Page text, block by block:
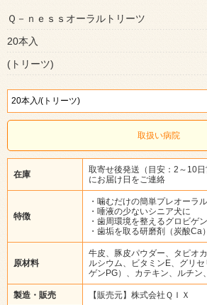
Ｑ－ｎｅｓｓオーラルトリーツ
20本入
(トリーツ)
取扱い病院
在庫
取寄せ後発送（目安：2～10
にお届け日をご連絡
特徴
・噛むだけの簡単プレオーラ
・唾液の少ないシニア犬に
・歯周環境を整えるグロビゲ
・歯垢を取る研磨剤（炭酸Ca
原材料
牛皮、豚皮パウダー、タピオ
ルシウム、ビタミンE、グリ
ゲンPG）、カテキン、ルチン
製造・販売 【販売元】株式会社ＱＩＸ